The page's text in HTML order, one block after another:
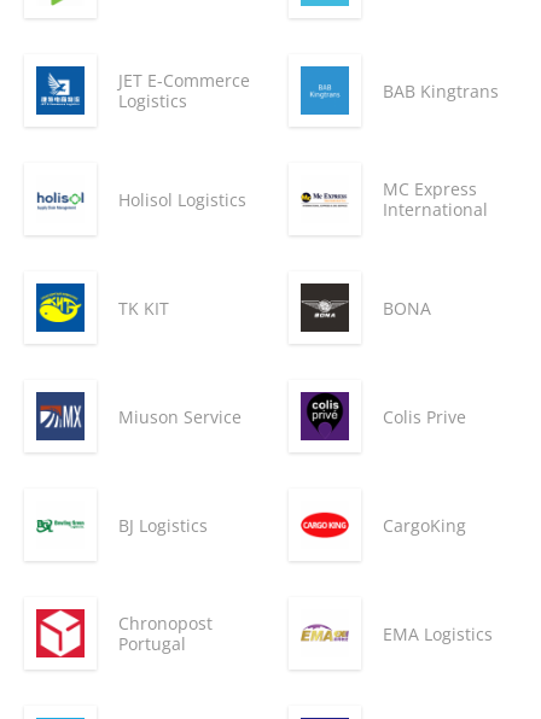
JET E-Commerce
Logistics
BAB Kingtrans
Holisol Logistics
MC Express
International
TK KIT BONA
Miuson Service Colis Prive
BJ Logistics CargoKing
Chronopost
Portugal
EMA Logistics